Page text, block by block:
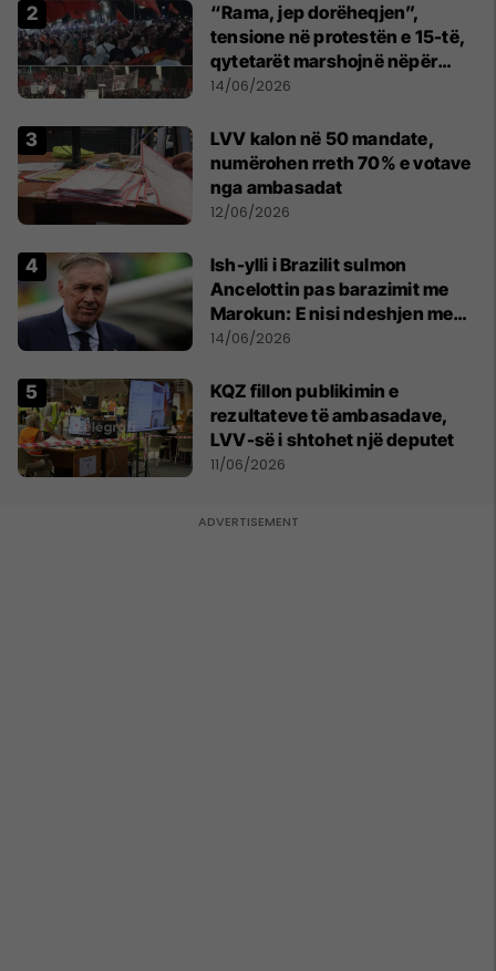
“Rama, jep dorëheqjen”,
tensione në protestën e 15-të,
qytetarët marshojnë nëpër
kryeqytet
14/06/2026
LVV kalon në 50 mandate,
numërohen rreth 70% e votave
nga ambasadat
12/06/2026
Ish-ylli i Brazilit sulmon
Ancelottin pas barazimit me
Marokun: E nisi ndeshjen me
formacionin e gabuar
14/06/2026
KQZ fillon publikimin e
rezultateve të ambasadave,
LVV-së i shtohet një deputet
11/06/2026